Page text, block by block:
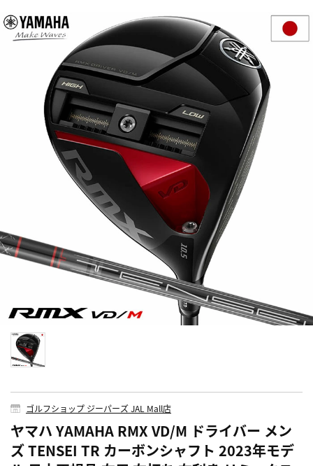
ゴルフショップ ジーパーズ JAL Mall店
ヤマハ YAMAHA RMX VD/M ドライバー メン
ズ TENSEI TR カーボンシャフト 2023年モデ